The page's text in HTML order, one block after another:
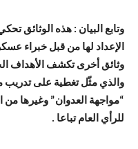
وتابع البيان : هذه الوثائق
الإعداد لها من قبل خبراء
وثائق أخرى تكشف الأهداف
والذي مثّل تغطية على تدريب
“مواجهة العدوان” وغيرها من
للرأي العام تباعا .